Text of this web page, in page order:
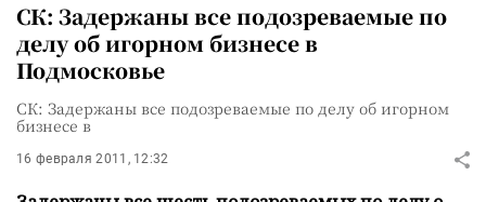
СК: Задержаны все подозреваемые по
делу об игорном бизнесе в
Подмосковье
СК: Задержаны все подозреваемые по делу об игорном
бизнесе в
16 февраля 2011, 12:32